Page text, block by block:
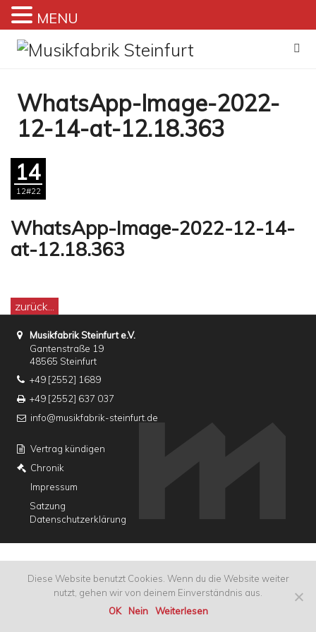
Zum
Inhalt
WhatsApp-Image-2022-
12-14-at-12.18.363
14
12#22
WhatsApp-Image-2022-12-14-
at-12.18.363
zurück...
Musikfabrik Steinfurt e.V.
Gantenstraße 19
48565 Steinfurt
+49 [2552] 1689
+49 [2552] 637 037
info@musikfabrik-steinfurt.de
Vertrag kündigen
Chronik
Impressum
Satzung
Datenschutzerklärung
MENU
Diese Website benutzt Cookies. Wenn du die Website weiter
nutzt, gehen wir von deinem Einverständnis aus.
OK
Nein Weiterlesen